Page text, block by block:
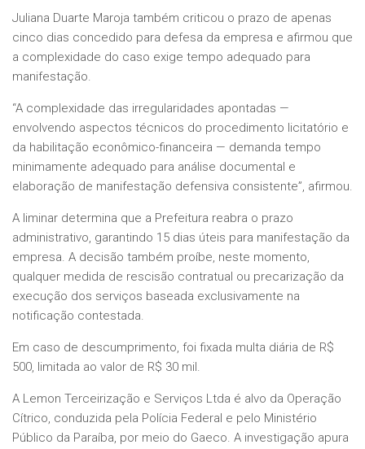
Juliana Duarte Maroja também criticou o prazo de apenas
cinco dias concedido para defesa da empresa e afirmou que
a complexidade do caso exige tempo adequado para
manifestação.
“A complexidade das irregularidades apontadas —
envolvendo aspectos técnicos do procedimento licitatório e
da habilitação econômico-financeira — demanda tempo
minimamente adequado para análise documental e
elaboração de manifestação defensiva consistente”, afirmou.
A liminar determina que a Prefeitura reabra o prazo
administrativo, garantindo 15 dias úteis para manifestação da
empresa. A decisão também proíbe, neste momento,
qualquer medida de rescisão contratual ou precarização da
execução dos serviços baseada exclusivamente na
notificação contestada.
Em caso de descumprimento, foi fixada multa diária de R$
500, limitada ao valor de R$ 30 mil.
A Lemon Terceirização e Serviços Ltda é alvo da Operação
Cítrico, conduzida pela Polícia Federal e pelo Ministério
Público da Paraíba, por meio do Gaeco. A investigação apura